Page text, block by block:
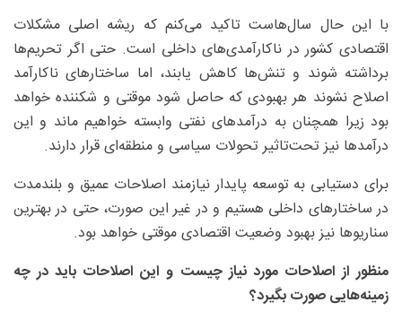
با این حال سال‌هاست تاکید می‌کنم که ریشه اصلی مشکلات
اقتصادی کشور در ناکارآمدی‌های داخلی است. حتی اگر تحریم‌ها
برداشته شوند و تنش‌ها کاهش یابند، اما ساختارهای ناکارآمد
اصلاح نشوند هر بهبودی که حاصل شود موقتی و شکننده خواهد
بود زیرا همچنان به درآمدهای نفتی وابسته خواهیم ماند و این
درآمدها نیز تحت‌تاثیر تحولات سیاسی و منطقه‌ای قرار دارند.
برای دستیابی به توسعه پایدار نیازمند اصلاحات عمیق و بلندمدت
در ساختارهای داخلی هستیم و در غیر این صورت، حتی در بهترین
سناریوها نیز بهبود وضعیت اقتصادی موقتی خواهد بود.
منظور از اصلاحات مورد نیاز چیست و این اصلاحات باید در چه
زمینه‌هایی صورت بگیرد؟